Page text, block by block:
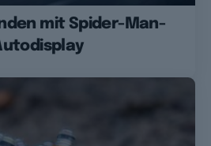
mit Spider-Man-